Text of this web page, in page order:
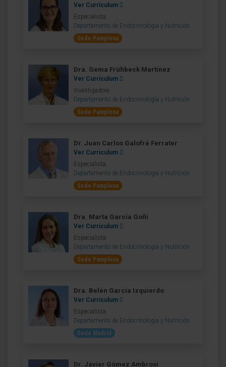
Ver Curriculum
Especialista
Departamento de Endocrinología y Nutrición
Sede Pamplona
Dra. Gema Frühbeck Martínez
Ver Curriculum
Investigadora
Departamento de Endocrinología y Nutrición
Sede Pamplona
Dr. Juan Carlos Galofré Ferrater
Ver Curriculum
Especialista
Departamento de Endocrinología y Nutrición
Sede Pamplona
Dra. Marta García Goñi
Ver Curriculum
Especialista
Departamento de Endocrinología y Nutrición
Sede Pamplona
Dra. Belén García Izquierdo
Ver Curriculum
Especialista
Departamento de Endocrinología y Nutrición
Sede Madrid
Dr. Javier Gómez Ambrosi